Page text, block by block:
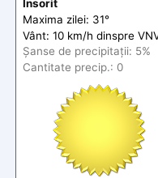
Însorit
Maxima zilei: 31°
Vânt: 10 km/h dinspre
Șanse de precipitații: 5%
Cantitate precip.: 0